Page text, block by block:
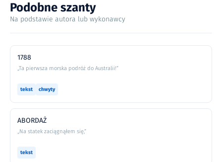
Podobne szanty
Na podstawie autora lub wykonawcy
1788
„Ta pierwsza morska podróż do Australii!”
tekst chwyty
ABORDAŻ
„Na statek zaciągnąłem się,”
tekst